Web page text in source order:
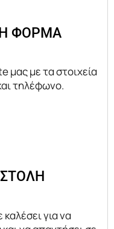
ΦΟΡΜΑ
με τα στοιχεία
τηλέφωνο.
για να